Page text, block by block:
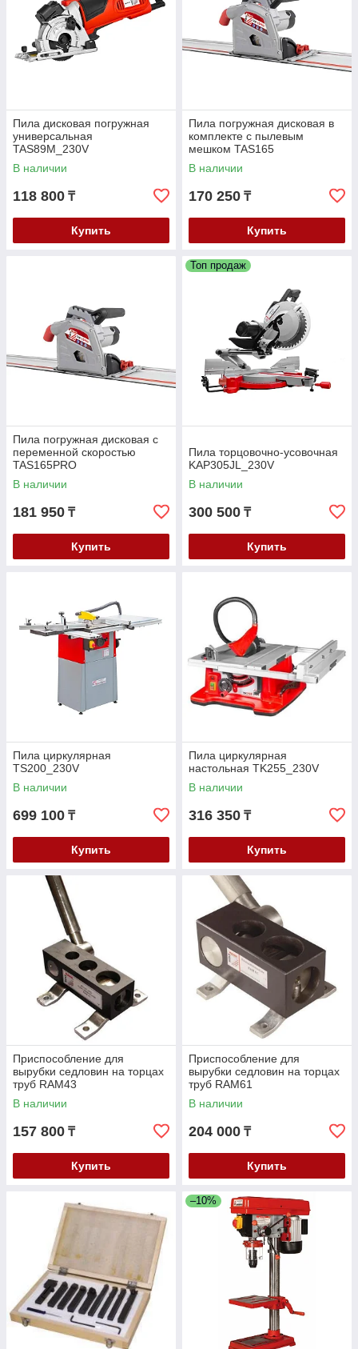
Пила дисковая погружная
универсальная
TAS89M_230V
В наличии
118 800 ₸
Купить
Пила погружная дисковая в
комплекте с пылевым
мешком TAS165
В наличии
170 250 ₸
Купить
Пила погружная дисковая с
переменной скоростью
TAS165PRO
В наличии
181 950 ₸
Купить
Топ продаж
Пила торцовочно-усовочная
KAP305JL_230V
В наличии
300 500 ₸
Купить
Пила циркулярная
TS200_230V
В наличии
699 100 ₸
Купить
Пила циркулярная
настольная TK255_230V
В наличии
316 350 ₸
Купить
Приспособление для
вырубки седловин на торцах
труб RAM43
В наличии
157 800 ₸
Купить
Приспособление для
вырубки седловин на торцах
труб RAM61
В наличии
204 000 ₸
Купить
–10%